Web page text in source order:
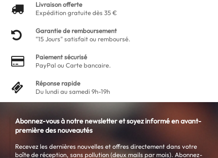
Livraison offerte
Expédition gratuite dès 35 €
Garantie de remboursement
"15 Jours" satisfait ou remboursé.
Paiement sécurisé
PayPal ou Carte bancaire.
Réponse rapide
Du lundi au samedi 9h-19h
Abonnez-vous à notre newsletter et soyez informé en avant-
première des nouveautés
Recevez les dernières nouvelles et offres directement dans votre
boîte de réception, sans pollution (deux mails par mois). Abonnez-